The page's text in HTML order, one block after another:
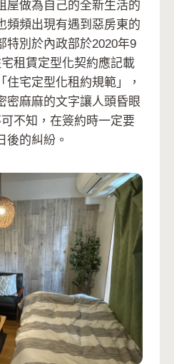
屋做為自己的全新生活的
頻頻出現有遇到惡房東的
特別於內政部於2020年9
租賃定型化契約應記載
住宅定型化租約規範」，
密麻麻的文字讓人頭昏眼
不知，在簽約時一定要
後的糾紛。